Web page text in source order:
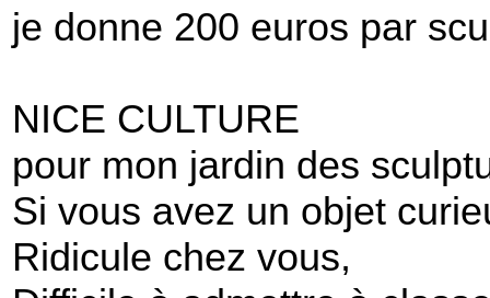
je donne 200 euros par
NICE CULTURE
pour mon jardin des
Si vous avez un objet
Ridicule chez vous,